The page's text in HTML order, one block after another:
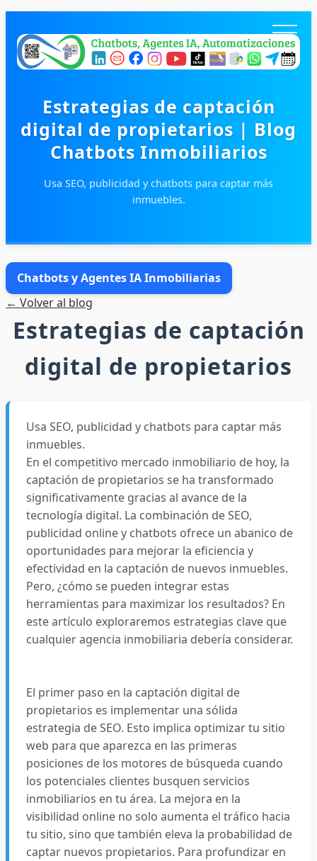
Estrategias de captación
digital de propietarios | Blog
Chatbots Inmobiliarios
Usa SEO, publicidad y chatbots para captar más
inmuebles.
Inicio
Blog
Contacto
Chatbots y Agentes IA Inmobiliarias
← Volver al blog
Estrategias de captación
digital de propietarios
Usa SEO, publicidad y chatbots para captar más
inmuebles.
En el competitivo mercado inmobiliario de hoy, la
captación de propietarios se ha transformado
significativamente gracias al avance de la
tecnología digital. La combinación de SEO,
publicidad online y chatbots ofrece un abanico de
oportunidades para mejorar la eficiencia y
efectividad en la captación de nuevos inmuebles.
Pero, ¿cómo se pueden integrar estas
herramientas para maximizar los resultados? En
este artículo exploraremos estrategias clave que
cualquier agencia inmobiliaria debería considerar.
El primer paso en la captación digital de
propietarios es implementar una sólida
estrategia de SEO. Esto implica optimizar tu sitio
web para que aparezca en las primeras
posiciones de los motores de búsqueda cuando
los potenciales clientes busquen servicios
inmobiliarios en tu área. La mejora en la
visibilidad online no solo aumenta el tráfico hacia
tu sitio, sino que también eleva la probabilidad de
captar nuevos propietarios. Para profundizar en